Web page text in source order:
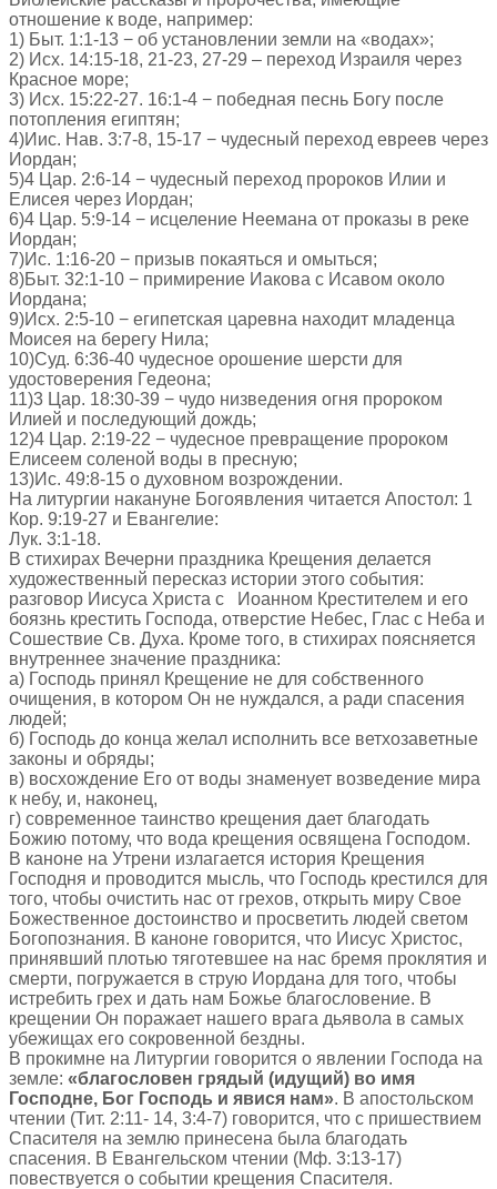
отношение к воде, например:
1) Быт. 1:1-13 − об установлении земли на «водах»;
2) Исх. 14:15-18, 21-23, 27-29 – переход Израиля через
Красное море;
3) Исх. 15:22-27. 16:1-4 − победная песнь Богу после
потопления египтян;
4)Иис. Нав. 3:7-8, 15-17 − чудесный переход евреев через
Иордан;
5)4 Цар. 2:6-14 − чудесный переход пророков Илии и
Елисея через Иордан;
6)4 Цар. 5:9-14 − исцеление Неемана от проказы в реке
Иордан;
7)Ис. 1:16-20 − призыв покаяться и омыться;
8)Быт. 32:1-10 − примирение Иакова с Исавом около
Иордана;
9)Исх. 2:5-10 − египетская царевна находит младенца
Моисея на берегу Нила;
10)Суд. 6:36-40 чудесное орошение шерсти для
удостоверения Гедеона;
11)3 Цар. 18:30-39 − чудо низведения огня пророком
Илией и последующий дождь;
12)4 Цар. 2:19-22 − чудесное превращение пророком
Елисеем соленой воды в пресную;
13)Ис. 49:8-15 о духовном возрождении.
На литургии накануне Богоявления читается Апостол: 1
Кор. 9:19-27 и Евангелие:
Лук. 3:1-18.
В стихирах Вечерни праздника Крещения делается
художественный пересказ истории этого события:
разговор Иисуса Христа с Иоанном Крестителем и его
боязнь крестить Господа, отверстие Небес, Глас с Неба и
Сошествие Св. Духа. Кроме того, в стихирах поясняется
внутреннее значение праздника:
а) Господь принял Крещение не для собственного
очищения, в котором Он не нуждался, а ради спасения
людей;
б) Господь до конца желал исполнить все ветхозаветные
законы и обряды;
в) восхождение Его от воды знаменует возведение мира
к небу, и, наконец,
г) современное таинство крещения дает благодать
Божию потому, что вода крещения освящена Господом.
В каноне на Утрени излагается история Крещения
Господня и проводится мысль, что Господь крестился для
того, чтобы очистить нас от грехов, открыть миру Свое
Божественное достоинство и просветить людей светом
Богопознания. В каноне говорится, что Иисус Христос,
принявший плотью тяготевшее на нас бремя проклятия и
смерти, погружается в струю Иордана для того, чтобы
истребить грех и дать нам Божье благословение. В
крещении Он поражает нашего врага дьявола в самых
убежищах его сокровенной бездны.
В прокимне на Литургии говорится о явлении Господа на
земле: «благословен грядый (идущий) во имя
Господне, Бог Господь и явися нам». В апостольском
чтении (Тит. 2:11- 14, 3:4-7) говорится, что с пришествием
Спасителя на землю принесена была благодать
спасения. В Евангельском чтении (Мф. 3:13-17)
повествуется о событии крещения Спасителя.